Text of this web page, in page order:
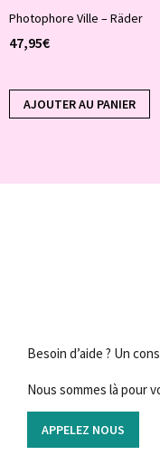
Photophore Ville – Räder
47,95€
AJOUTER AU PANIER
Besoin d’aide ? Un
Nous sommes là pour
APPELEZ NOUS